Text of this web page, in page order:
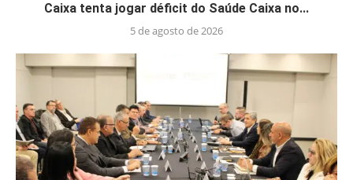
Caixa tenta jogar déficit do Saúde Caixa no...
5 de agosto de 2026